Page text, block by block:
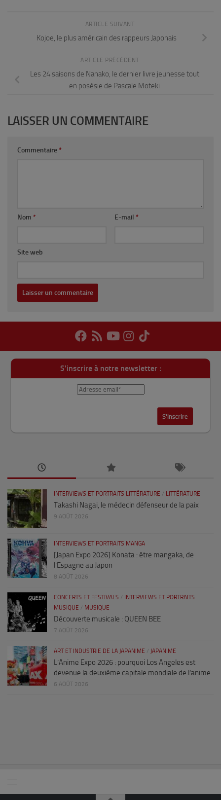
ARTICLE SUIVANT
Kojoe, le plus américain des rappeurs Japonais
ARTICLE PRÉCÉDENT
Les 24 saisons de Nanako, le dernier livre jeunesse tout
en posésie de Pascale Moteki
LAISSER UN COMMENTAIRE
Commentaire *
Nom * E-mail *
Site web
S'inscrire à notre newsletter :
INTERVIEWS ET PORTRAITS LITTÉRATURE / LITTÉRATURE
Takashi Nagai, le médecin défenseur de la paix
9 AOÛT 2026
INTERVIEWS ET PORTRAITS MANGA
[Japan Expo 2026] Konata : être mangaka, de
l’Espagne au Japon
8 AOÛT 2026
CONCERTS ET FESTIVALS /
INTERVIEWS ET PORTRAITS
MUSIQUE / MUSIQUE
Découverte musicale : QUEEN BEE
7 AOÛT 2026
ART ET INDUSTRIE DE LA JAPANIME / JAPANIME
L’Anime Expo 2026 : pourquoi Los Angeles est
devenue la deuxième capitale mondiale de l’anime
6 AOÛT 2026